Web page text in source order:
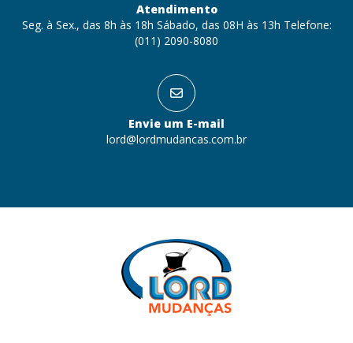
Atendimento
Seg. à Sex., das 8h às 18h Sábado, das 08H às 13h Telefone:
(011) 2090-8080
Envie um E-mail
lord@lordmudancas.com.br